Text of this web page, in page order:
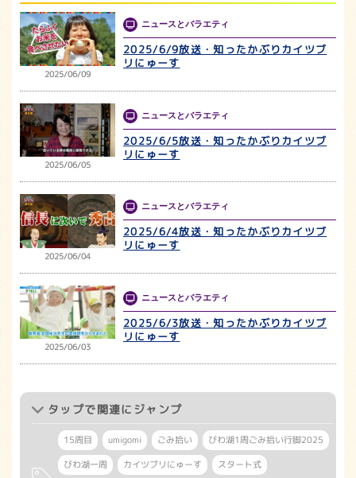
2025/06/09
ニュースとバラエティ
2025/6/9放送・知ったかぶりカイツブ
リにゅーす
2025/06/05
ニュースとバラエティ
2025/6/5放送・知ったかぶりカイツブ
リにゅーす
2025/06/04
ニュースとバラエティ
2025/6/4放送・知ったかぶりカイツブ
リにゅーす
2025/06/03
ニュースとバラエティ
2025/6/3放送・知ったかぶりカイツブ
リにゅーす
タップで関連にジャンプ
15周目 umigomi ごみ拾い
びわ湖1周ごみ拾い行脚2025
びわ湖一周
カイツブリにゅーす
スタート式